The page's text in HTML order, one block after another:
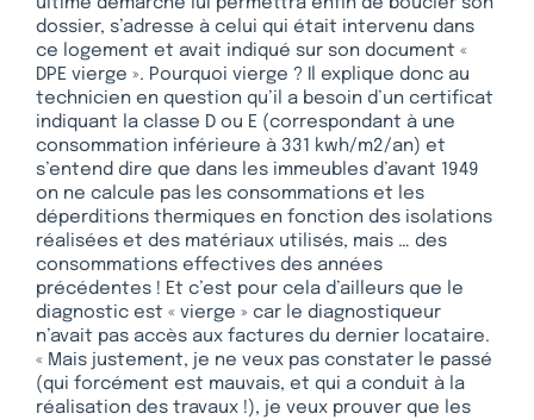
dossier, s’adresse à celui qui était intervenu dans
ce logement et avait indiqué sur son document «
DPE vierge ». Pourquoi vierge ? Il explique donc au
technicien en question qu’il a besoin d’un certificat
indiquant la classe D ou E (correspondant à une
consommation inférieure à 331 kwh/m2/an) et
s’entend dire que dans les immeubles d’avant 1949
on ne calcule pas les consommations et les
déperditions thermiques en fonction des isolations
réalisées et des matériaux utilisés, mais … des
consommations effectives des années
précédentes ! Et c’est pour cela d’ailleurs que le
diagnostic est « vierge » car le diagnostiqueur
n’avait pas accès aux factures du dernier locataire.
« Mais justement, je ne veux pas constater le passé
(qui forcément est mauvais, et qui a conduit à la
réalisation des travaux !), je veux prouver que les